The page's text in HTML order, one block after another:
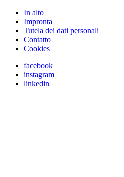
In alto
Impronta
Tutela dei dati personali
Contatto
Cookies
facebook
instagram
linkedin